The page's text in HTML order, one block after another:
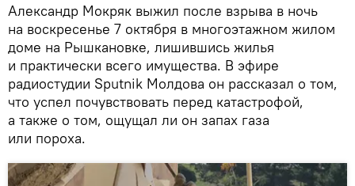
Александр Мокряк выжил после взрыва в ночь
на воскресенье 7 октября в многоэтажном жилом
доме на Рышкановке, лишившись жилья
и практически всего имущества. В эфире
радиостудии Sputnik Молдова он рассказал о том,
что успел почувствовать перед катастрофой,
а также о том, ощущал ли он запах газа
или пороха.